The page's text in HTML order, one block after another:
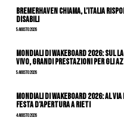
Bremerhaven chiama, l’Italia
Disabili
5 Agosto 2026
Mondiali di Wakeboard 2026:
vivo, grandi prestazioni per gli
5 Agosto 2026
Mondiali di Wakeboard 2026: al
festa d’apertura a Rieti
4 Agosto 2026